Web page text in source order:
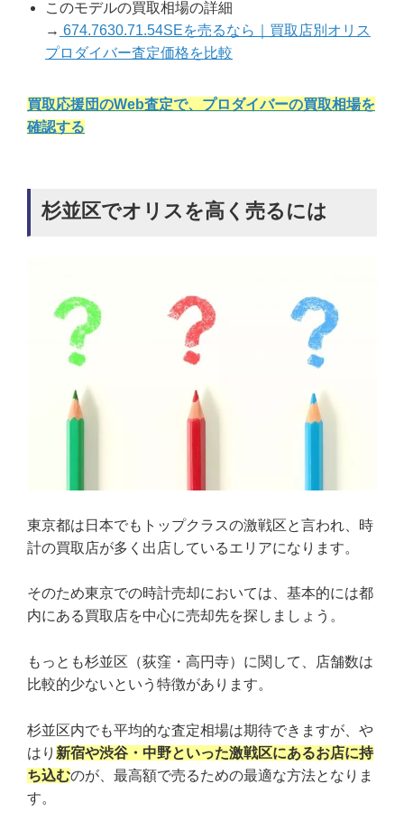
このモデルの買取相場の詳細
→ 674.7630.71.54SEを売るなら｜買取店別オリス
プロダイバー査定価格を比較
買取応援団のWeb査定で、プロダイバーの買取相場を
確認する
杉並区でオリスを高く売るには
東京都は日本でもトップクラスの激戦区と言われ、時
計の買取店が多く出店しているエリアになります。
そのため東京での時計売却においては、基本的には都
内にある買取店を中心に売却先を探しましょう。
もっとも杉並区（荻窪・高円寺）に関して、店舗数は
比較的少ないという特徴があります。
杉並区内でも平均的な査定相場は期待できますが、や
はり 新宿や渋谷・中野といった激戦区にあるお店に持
ち込むのが、最高額で売るための最適な方法となりま
す。